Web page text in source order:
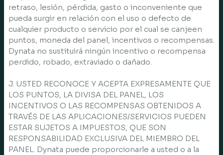
retraso, lesión, pérdida, gasto o inconveniente que
pueda surgir en relación con el uso o defecto de
cualquier producto o servicio por el cual se canjeen
puntos, moneda del panel, incentivos o recompensas.
Dynata no sustituirá ningún incentivo o recompensa
perdido, robado, extraviado o dañado.
J. USTED RECONOCE Y ACEPTA EXPRESAMENTE QUE
LOS PUNTOS, LA DIVISA DEL PANEL, LOS
INCENTIVOS O LAS RECOMPENSAS OBTENIDOS A
TRAVÉS DE LAS APLICACIONES/SERVICIOS PUEDEN
ESTAR SUJETOS A IMPUESTOS, QUE SON
RESPONSABILIDAD EXCLUSIVA DEL MIEMBRO DEL
PANEL. Dynata puede proporcionarle a usted o a la